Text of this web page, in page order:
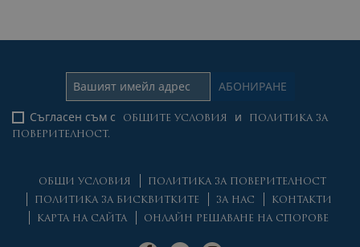
Съгласен съм с ОБЩИТЕ УСЛОВИЯ и
ПОЛИТИКА ЗА
ПОВЕРИТЕЛНОСТ.
ОБЩИ УСЛОВИЯ
ПОЛИТИКА ЗА ПОВЕРИТЕЛНОСТ
ПОЛИТИКА ЗА БИСКВИТКИТЕ
ЗА НАС
КОНТАКТИ
КАРТА НА САЙТА
ОНЛАЙН РЕШАВАНЕ НА СПОРОВЕ